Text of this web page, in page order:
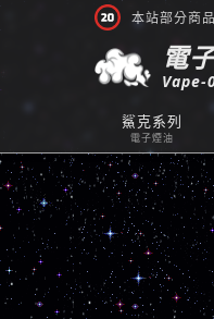
本站部分商
電
Vape-
鯊克系列
電子煙油